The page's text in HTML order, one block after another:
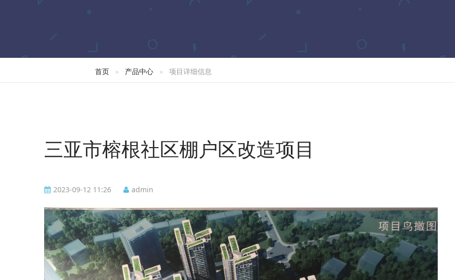
首页 产品中心 项目详细信息
三亚市榕根社区棚户区改造项目
2023-09-12 11:26 admin